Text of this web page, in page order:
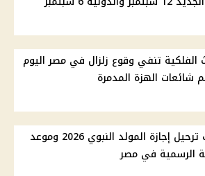
الفلكية تنفي وقوع زلزال في مصر اليوم
شائعات الهزة المدمرة
موقف ترحيل إجازة المولد النبوي 2026 وموعد
الرسمية في مصر